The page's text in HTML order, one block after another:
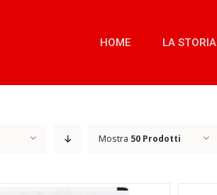
HOME LA STORIA
Mostra 50 Prodotti